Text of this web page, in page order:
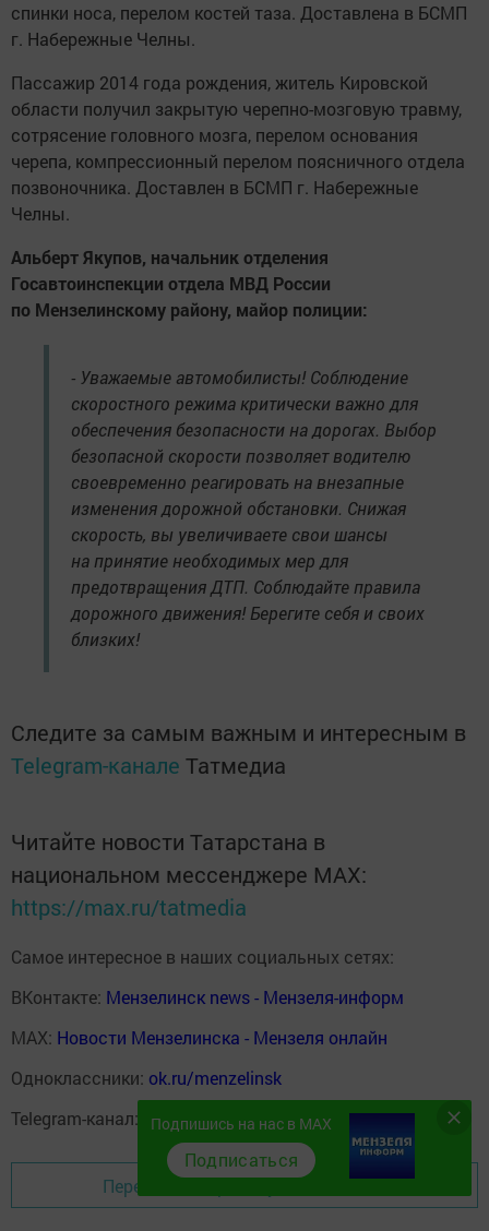
спинки носа, перелом костей таза. Доставлена в БСМП
г. Набережные Челны.
Пассажир 2014 года рождения, житель Кировской
области получил закрытую черепно-мозговую травму,
сотрясение головного мозга, перелом основания
черепа, компрессионный перелом поясничного отдела
позвоночника. Доставлен в БСМП г. Набережные
Челны.
Альберт Якупов, начальник отделения
Госавтоинспекции отдела МВД России
по Мензелинскому району, майор полиции:
- Уважаемые автомобилисты! Соблюдение
скоростного режима критически важно для
обеспечения безопасности на дорогах. Выбор
безопасной скорости позволяет водителю
своевременно реагировать на внезапные
изменения дорожной обстановки. Снижая
скорость, вы увеличиваете свои шансы
на принятие необходимых мер для
предотвращения ДТП. Соблюдайте правила
дорожного движения! Берегите себя и своих
близких!
Следите за самым важным и интересным в
Telegram-канале Татмедиа
Читайте новости Татарстана в
национальном мессенджере MАХ:
https://max.ru/tatmedia
Самое интересное в наших социальных сетях:
ВКонтакте: Мензелинск news - Мензеля-информ
MAX: Новости Мензелинска - Мензеля онлайн
Одноклассники: ok.ru/menzelinsk
Telegram-канал:
Мензелинск news - Мензеля-информ
Перейти на страницу новости
Подпишись на нас в MAX
Подписаться